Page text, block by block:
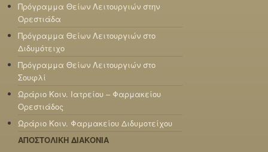
Πρόγραμμα Θείων Λειτουργιών στην
Ορεστιάδα
Πρόγραμμα Θείων Λειτουργιών στο
Διδυμότειχο
Πρόγραμμα Θείων Λειτουργιών στο
Σουφλί
Ωράριο Κοιν. Ιατρείου – Φαρμακείου
Ορεστιάδος
Ωράριο Κοιν. Φαρμακείου Διδυμοτείχου
ΑΠΟΣΤΟΛΙΚΗ ΔΙΑΚΟΝΙΑ